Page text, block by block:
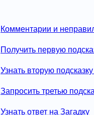
Комментарии и
Получить первую
Узнать вторую
Запросить третью
Узнать ответ на Загадку